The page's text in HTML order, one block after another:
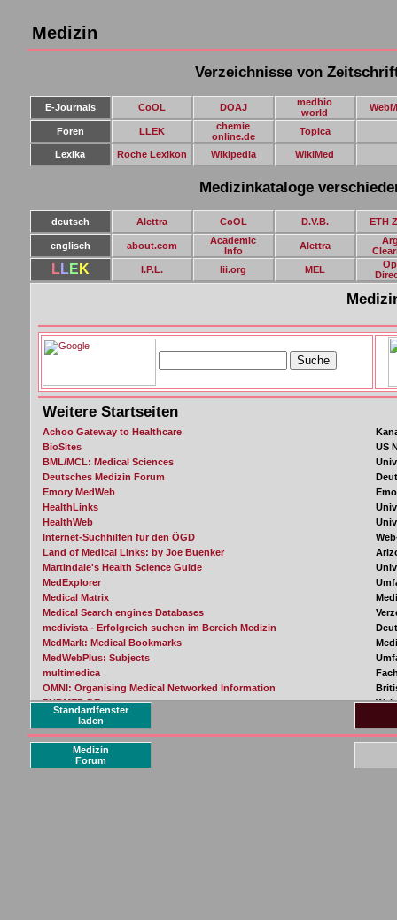
Medizin
Verzeichnisse von
E-Journals CoOL DOAJ
medbio
world
Foren LLEK
chemie
online.de
Topica
Lexika Roche Lexikon Wikipedia WikiMed
Medizinkataloge
deutsch Alettra CoOL D.V.B. ETH
englisch about.com
Academic
Info
Alettra
LLE K I.P.L. lii.org MEL
Standardfenster
laden
Medizin
Forum